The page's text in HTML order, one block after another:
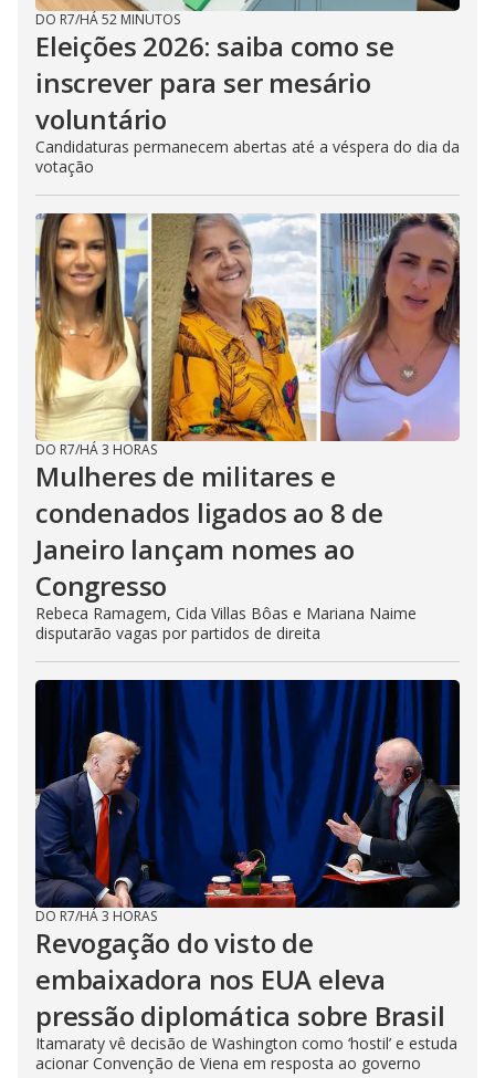
DO R7/HÁ 52 MINUTOS
Eleições 2026: saiba como se
inscrever para ser mesário
voluntário
Candidaturas permanecem abertas até a véspera do dia da
votação
DO R7/HÁ 3 HORAS
Mulheres de militares e
condenados ligados ao 8 de
Janeiro lançam nomes ao
Congresso
Rebeca Ramagem, Cida Villas Bôas e Mariana Naime
disputarão vagas por partidos de direita
DO R7/HÁ 3 HORAS
Revogação do visto de
embaixadora nos EUA eleva
pressão diplomática sobre Brasil
Itamaraty vê decisão de Washington como ‘hostil’ e estuda
acionar Convenção de Viena em resposta ao governo